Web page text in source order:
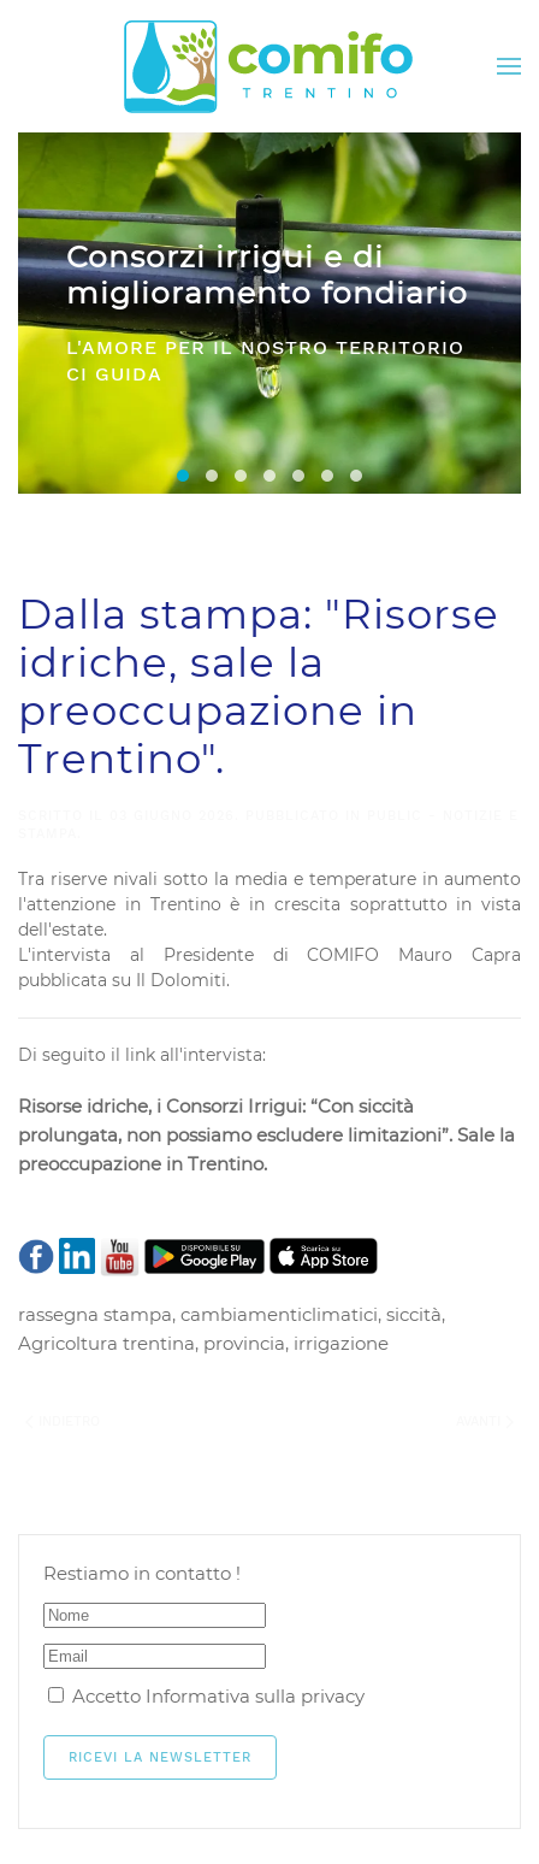
Skip to main content
Consorzi irrigui e di
miglioramento fondiario
L'AMORE PER IL NOSTRO TERRITORIO
CI GUIDA
Consorzi irrigui e di miglioramento
Comifo Trentino
Consorzi Irrigui e di
La Federazione dei Consorzi
Consorzi Irrigui e di
Consorzi irrigui e di
Consorzi Irrigui e
Dalla stampa: "Risorse
idriche, sale la
preoccupazione in
Trentino".
Tra riserve nivali sotto la media e temperature in aumento
l'attenzione in Trentino è in crescita soprattutto in vista
dell'estate.
L'intervista al Presidente di COMIFO Mauro Capra
pubblicata su Il Dolomiti.
Di seguito il link all'intervista:
Risorse idriche, i Consorzi Irrigui: “Con siccità
prolungata, non possiamo escludere limitazioni”. Sale la
preoccupazione in Trentino.
rassegna stampa, cambiamenticlimatici, siccità,
Agricoltura trentina, provincia, irrigazione
Restiamo in contatto !
Accetto Informativa sulla privacy